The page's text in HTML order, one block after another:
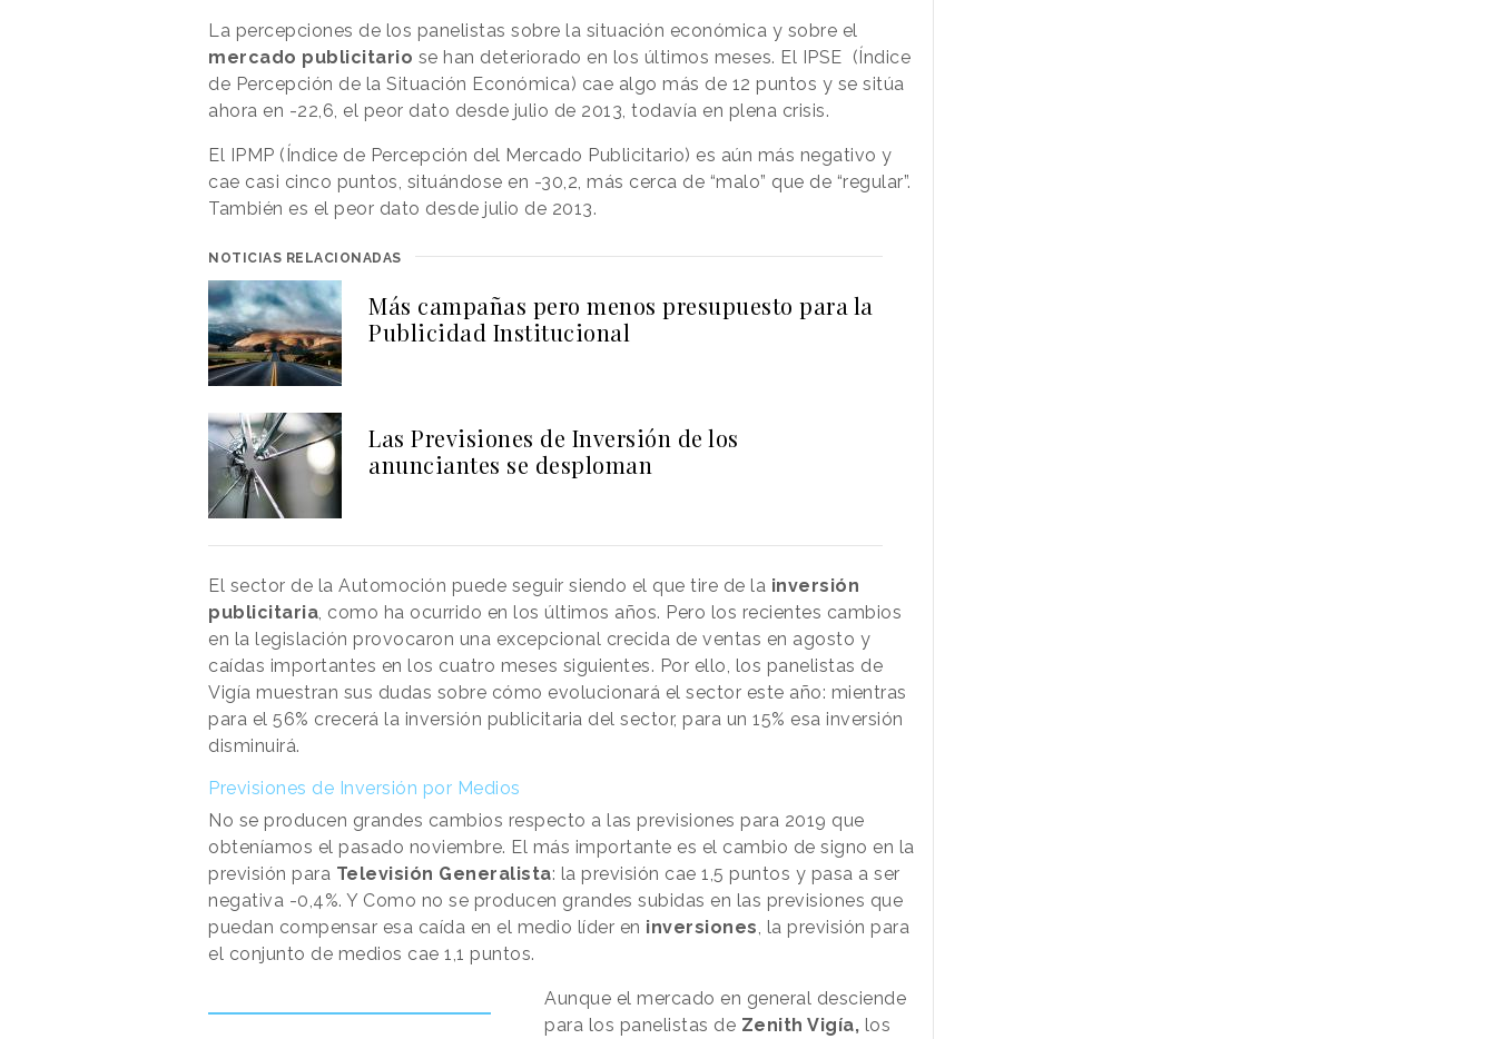
La percepciones de los panelistas sobre la situación económica y sobre el
mercado publicitario se han deteriorado en los últimos meses. El IPSE (Índice
de Percepción de la Situación Económica) cae algo más de 12 puntos y se sitúa
ahora en -22,6, el peor dato desde julio de 2013, todavía en plena crisis.
El IPMP (Índice de Percepción del Mercado Publicitario) es aún más negativo y
cae casi cinco puntos, situándose en -30,2, más cerca de “malo” que de “regular”.
También es el peor dato desde julio de 2013.
NOTICIAS RELACIONADAS
Más campañas pero menos presupuesto para la
Publicidad Institucional
Las Previsiones de Inversión de los
anunciantes se desploman
El sector de la Automoción puede seguir siendo el que tire de la inversión
publicitaria , como ha ocurrido en los últimos años. Pero los recientes cambios
en la legislación provocaron una excepcional crecida de ventas en agosto y
caídas importantes en los cuatro meses siguientes. Por ello, los panelistas de
Vigía muestran sus dudas sobre cómo evolucionará el sector este año: mientras
para el 56% crecerá la inversión publicitaria del sector, para un 15% esa inversión
disminuirá.
Previsiones de Inversión por Medios
No se producen grandes cambios respecto a las previsiones para 2019 que
obteníamos el pasado noviembre. El más importante es el cambio de signo en la
previsión para Televisión Generalista: la previsión cae 1,5 puntos y pasa a ser
negativa -0,4%. Y Como no se producen grandes subidas en las previsiones que
puedan compensar esa caída en el medio líder en inversiones , la previsión para
el conjunto de medios cae 1,1 puntos.
Aunque el mercado en general desciende
para los panelistas de Zenith Vigía, los